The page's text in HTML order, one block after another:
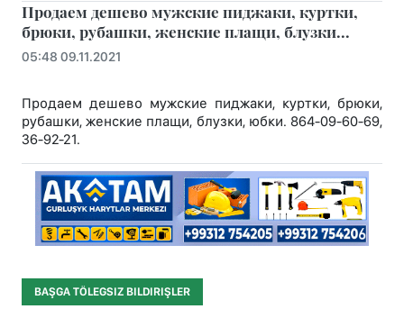
Продаем дешево мужские пиджаки, куртки,
брюки, рубашки, женские плащи, блузки...
05:48 09.11.2021
Продаем дешево мужские пиджаки, куртки, брюки,
рубашки, женские плащи, блузки, юбки. 864-09-60-69,
36-92-21.
BAŞGA TÖLEGSIZ BILDIRIŞLER